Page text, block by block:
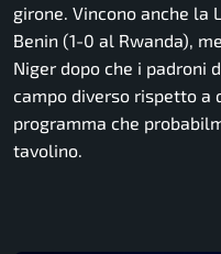
girone. Vincono anche la
Benin (1-0 al Rwanda),
Niger dopo che i padroni
campo diverso rispetto a
programma che
tavolino.